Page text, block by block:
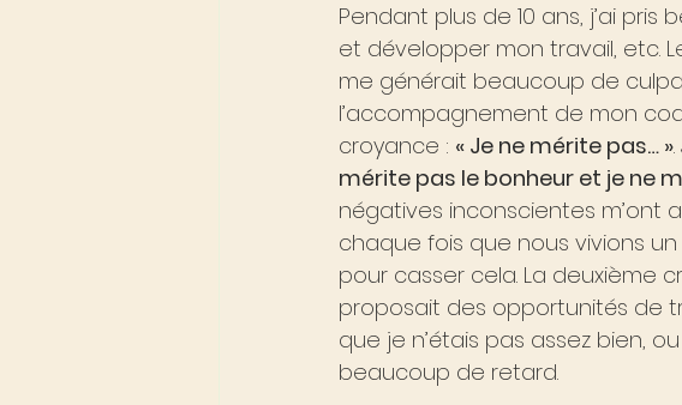
Pendant plus de 10 ans, j’ai
et développer mon travail, etc.
me générait beaucoup de
l’accompagnement de mon
croyance : « Je ne mérite pas… »
mérite pas le bonheur et je ne
négatives inconscientes m’ont
chaque fois que nous vivions
pour casser cela. La deuxième
proposait des opportunités de
que je n’étais pas assez bien,
beaucoup de retard.